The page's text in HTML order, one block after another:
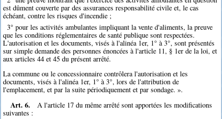
est dûment couverte par des assurances responsabilité civile et, le cas
échéant, contre les risques d'incendie ;
3° pour les activités ambulantes impliquant la vente d'aliments, la preuve
que les conditions réglementaires de santé publique sont respectées.
L'autorisation et les documents, visés à l'alinéa 1er, 1° à 3°, sont présentés
sur simple demande des personnes énoncées à l'article 11, § 1er de la loi, et
aux articles 44 et 45 du présent arrêté.
La commune ou le concessionnaire contrôlera l'autorisation et les
documents, visés à l'alinéa 1er, 1° à 3°, lors de l'attribution de
l'emplacement, et par la suite périodiquement et par sondage. ».
Art. 6.
A l'article 17 du même arrêté sont apportées les modifications
suivantes :